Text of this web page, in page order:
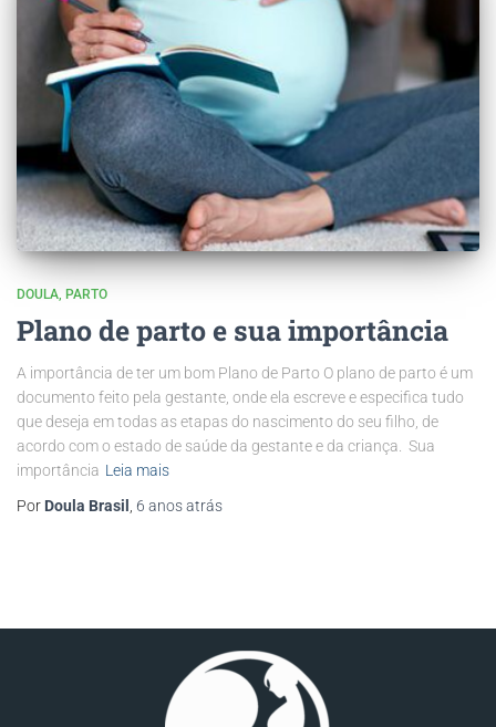
DOULA PARTO
Plano de parto e sua importância
A importância de ter um bom Plano de Parto O plano de parto é um
documento feito pela gestante, onde ela escreve e especifica tudo
que deseja em todas as etapas do nascimento do seu filho, de
acordo com o estado de saúde da gestante e da criança. Sua
importância Leia mais
Por Doula Brasil , 6 anosatrás